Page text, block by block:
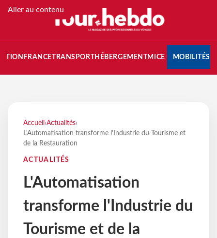
Aller au contenu
FRANCETRANSPORT HÉBERGEMENTMICE MOBILITÉS
Accueil ›Actualités›
L'Automatisation transforme l'Industrie du Tourisme et
de la Restauration
ACTUALITÉS
L'Automatisation
transforme l'Industrie du
Tourisme et de la